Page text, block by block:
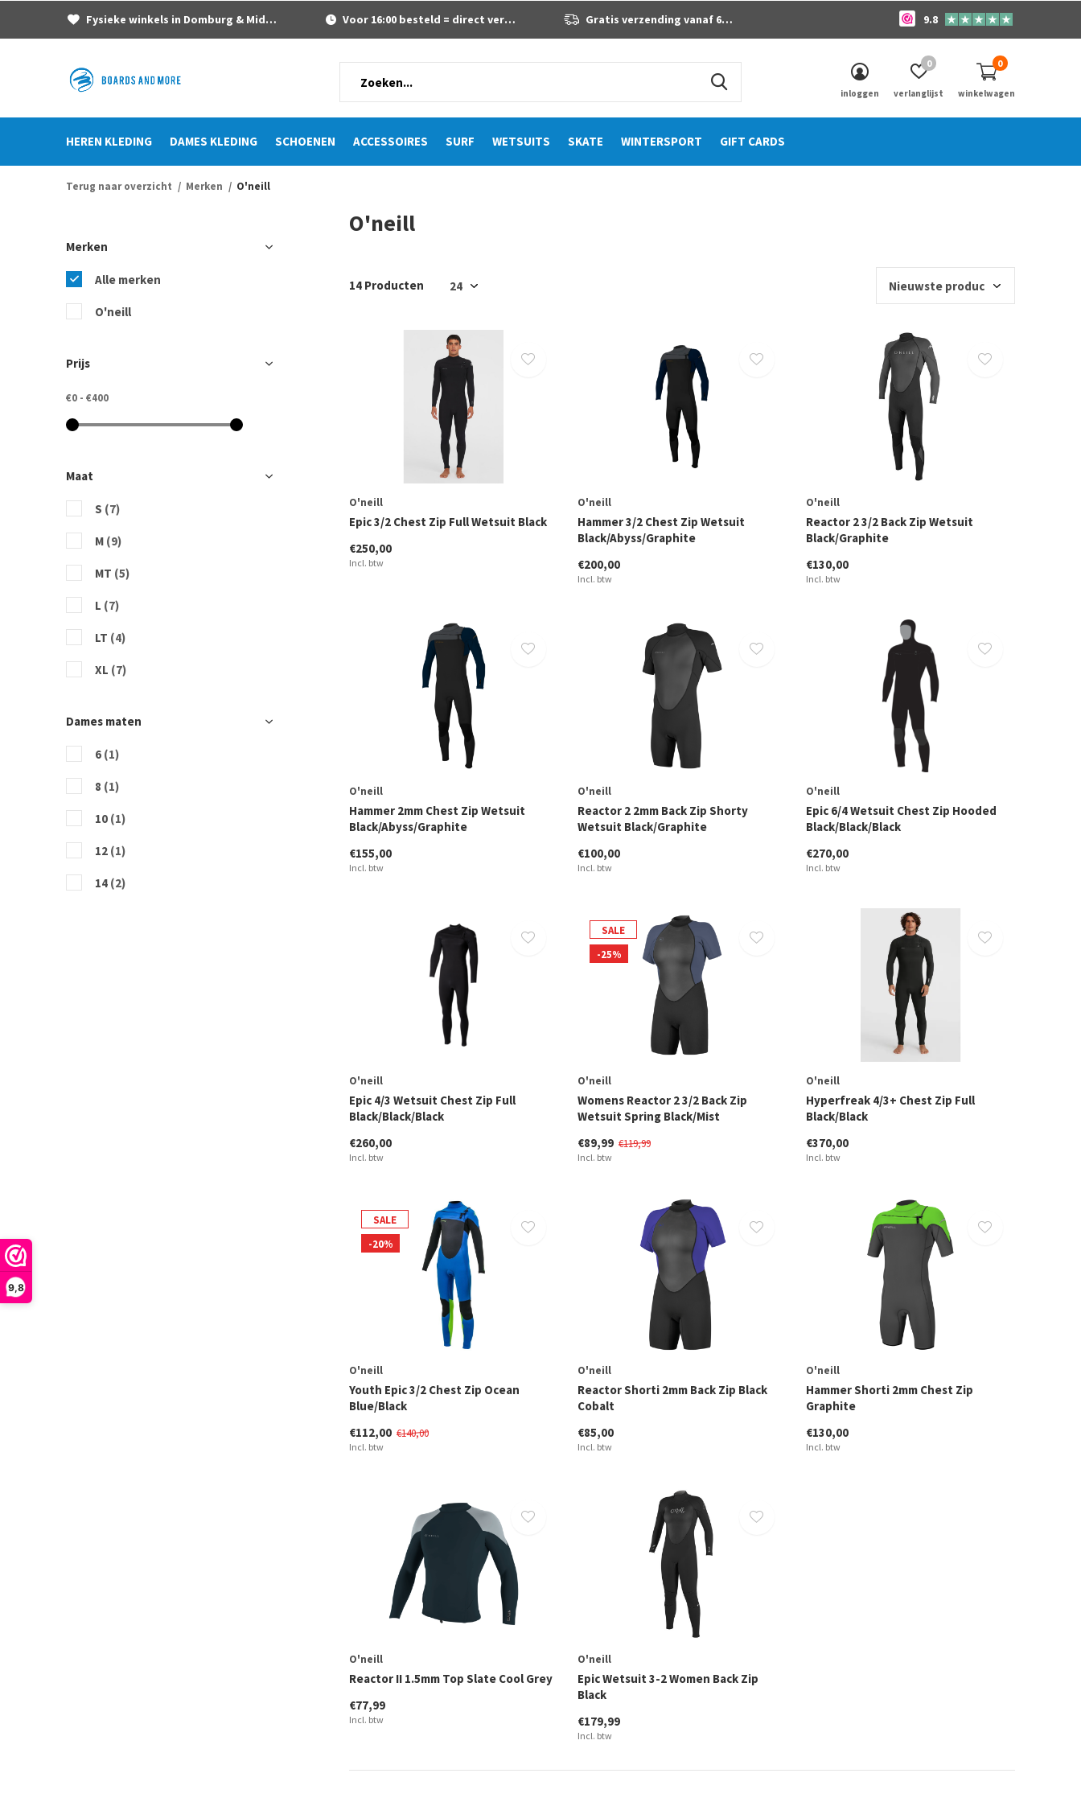
9,8
HEREN KLEDING DAMES KLEDING SCHOENEN ACCESSOIRES SURF WETSUITS SKATE WINTERSPORT GIFT CARDS
inloggen verlanglijst
0
winkelwagen
0
Fysieke winkels in Domburg & Middelburg Voor 16:00 besteld = direct verzonden Gratis verzending vanaf 60 euro 9.8
Terug naar overzicht Merken O'neill
O'neill
14 Producten
O'neill
Epic 3/2 Chest Zip Full Wetsuit Black
€250,00
Incl. btw
O'neill
Hammer 3/2 Chest Zip Wetsuit
Black/Abyss/Graphite
€200,00
Incl. btw
O'neill
Reactor 2 3/2 Back Zip Wetsuit
Black/Graphite
€130,00
Incl. btw
O'neill
Hammer 2mm Chest Zip Wetsuit
Black/Abyss/Graphite
€155,00
Incl. btw
O'neill
Reactor 2 2mm Back Zip Shorty
Wetsuit Black/Graphite
€100,00
Incl. btw
O'neill
Epic 6/4 Wetsuit Chest Zip Hooded
Black/Black/Black
€270,00
Incl. btw
O'neill
Epic 4/3 Wetsuit Chest Zip Full
Black/Black/Black
€260,00
Incl. btw
SALE
-25%
O'neill
Womens Reactor 2 3/2 Back Zip
Wetsuit Spring Black/Mist
€89,99 €119,99
Incl. btw
O'neill
Hyperfreak 4/3+ Chest Zip Full
Black/Black
€370,00
Incl. btw
SALE
-20%
O'neill
Youth Epic 3/2 Chest Zip Ocean
Blue/Black
€112,00 €140,00
Incl. btw
O'neill
Reactor Shorti 2mm Back Zip Black
Cobalt
€85,00
Incl. btw
O'neill
Hammer Shorti 2mm Chest Zip
Graphite
€130,00
Incl. btw
O'neill
Reactor II 1.5mm Top Slate Cool Grey
€77,99
Incl. btw
O'neill
Epic Wetsuit 3-2 Women Back Zip
Black
€179,99
Incl. btw
Merken
Alle merken
O'neill
Prijs
€0 - €400
Maat
S (7)
M (9)
MT (5)
L (7)
LT (4)
XL (7)
Dames maten
6 (1)
8 (1)
10 (1)
12 (1)
14 (2)